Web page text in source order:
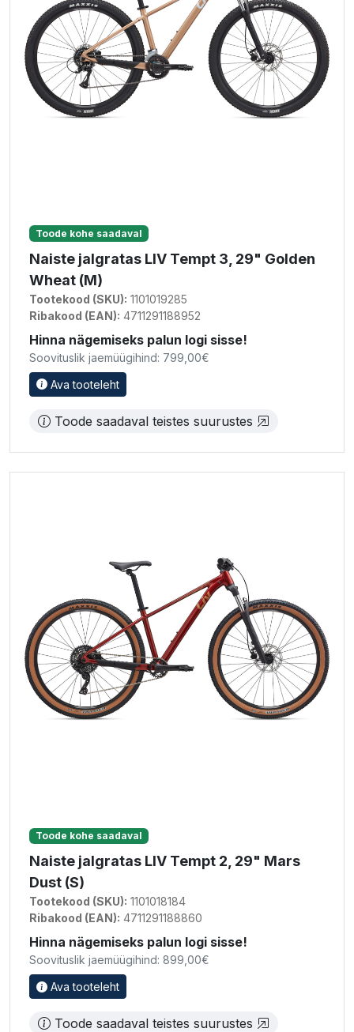
Toode kohe saadaval
Naiste jalgratas LIV Tempt 3, 29" Golden
Wheat (M)
Tootekood (SKU): 1101019285
Ribakood (EAN): 4711291188952
Hinna nägemiseks palun logi sisse!
Soovituslik jaemüügihind: 799,00€
Ava tooteleht
Toode saadaval teistes suurustes
Toode kohe saadaval
Naiste jalgratas LIV Tempt 2, 29" Mars
Dust (S)
Tootekood (SKU): 1101018184
Ribakood (EAN): 4711291188860
Hinna nägemiseks palun logi sisse!
Soovituslik jaemüügihind: 899,00€
Ava tooteleht
Toode saadaval teistes suurustes